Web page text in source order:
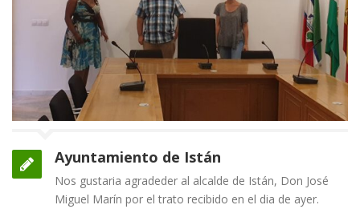
Ayuntamiento de Istán
Nos gustaria agradeder al alcalde de Istán, Don José
Miguel Marín por el trato recibido en el dia de ayer.